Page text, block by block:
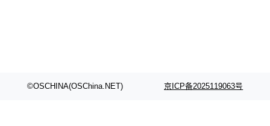
©OSCHINA(OSChina.NET) 京ICP备2025119063号